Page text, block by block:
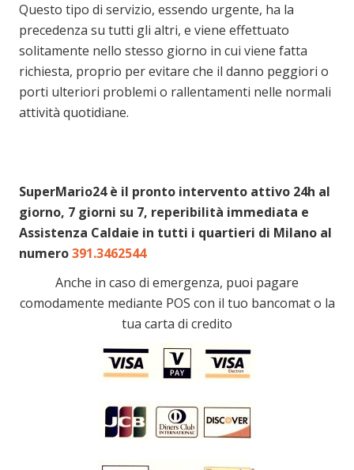
Questo tipo di servizio, essendo urgente, ha la
precedenza su tutti gli altri, e viene effettuato
solitamente nello stesso giorno in cui viene fatta
richiesta, proprio per evitare che il danno peggiori o
porti ulteriori problemi o rallentamenti nelle normali
attività quotidiane.
SuperMario24 è il pronto intervento attivo 24h al
giorno, 7 giorni su 7, reperibilità immediata e
Assistenza Caldaie in tutti i quartieri di Milano al
numero391.3462544
Anche in caso di emergenza, puoi pagare
comodamente mediante POS con il tuo bancomat o la
tua carta di credito